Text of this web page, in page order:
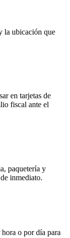
la ubicación que
en tarjetas de
fiscal ante el
paquetería y
inmediato.
o por día para